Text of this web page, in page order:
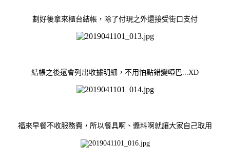
劃好後拿來櫃台結帳，除了付現之外還接受街口支付
結帳之後還會列出收據明細，不用怕點錯變啞巴...XD
福來早餐不收服務費，所以餐具啊、醬料啊就讓大家自己取用